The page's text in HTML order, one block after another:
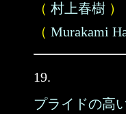
（ 村上春樹 ）
（ Murakami
19.
プライドの高